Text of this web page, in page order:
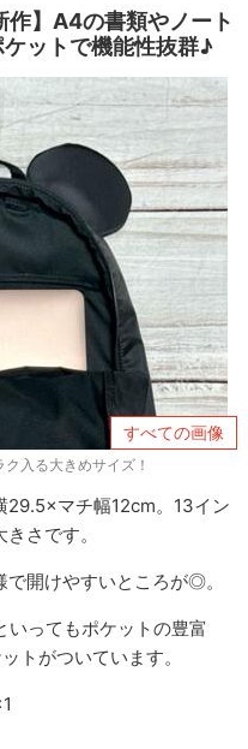
作】A4の書類やノート
ットで機能性抜群♪
すべての画像
入る大きめサイズ！
29.5×マチ幅12cm。13イン
さです。
開けやすいところが◎。
ってもポケットの豊富
トがついています。